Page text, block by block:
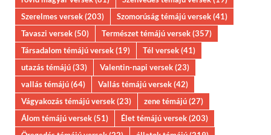
Szerelmes versek(203) Szomorúság témájú versek(41)
Tavaszi versek(50) Természet témájú versek(357)
Társadalom témájú versek(19) Tél versek(41)
utazás témájú(33) Valentin-napi versek(23)
vallás témájú(64) Vallás témájú versek(42)
Vágyakozás témájú versek(23) zene témájú(27)
Álom témájú versek(51) Élet témájú versek(203)